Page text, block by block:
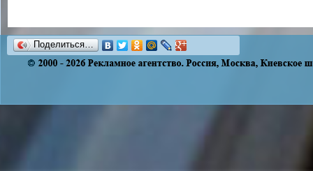
Поделиться…